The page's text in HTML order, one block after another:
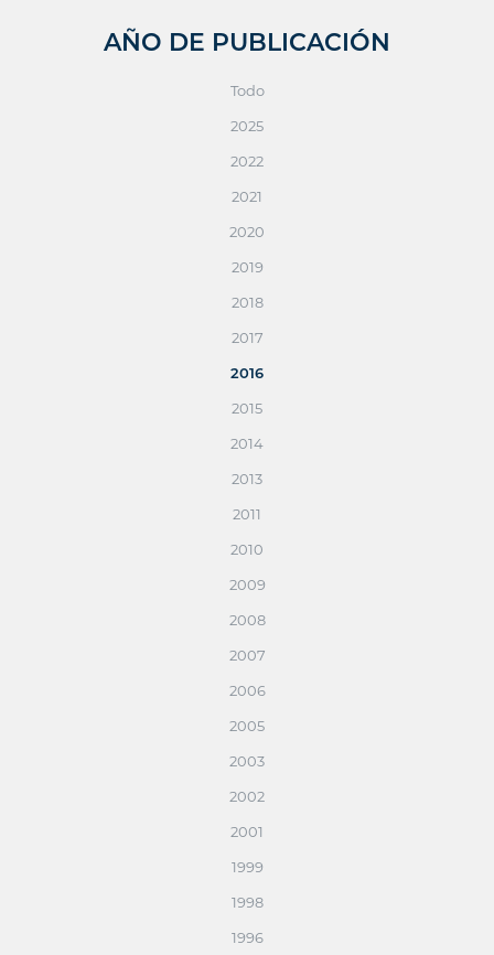
AÑO DE PUBLICACIÓN
Todo
2025
2022
2021
2020
2019
2018
2017
2016
2015
2014
2013
2011
2010
2009
2008
2007
2006
2005
2003
2002
2001
1999
1998
1996